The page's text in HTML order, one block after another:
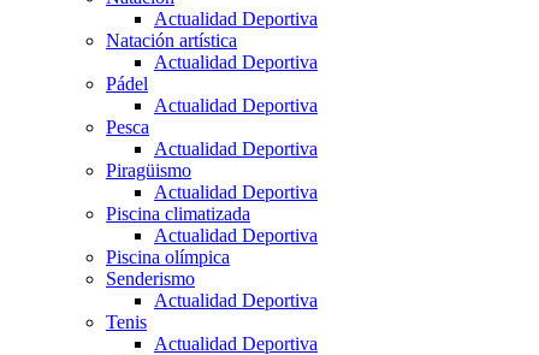
Actualidad Deportiva
Natación artística
Actualidad Deportiva
Pádel
Actualidad Deportiva
Pesca
Actualidad Deportiva
Piragüismo
Actualidad Deportiva
Piscina climatizada
Actualidad Deportiva
Piscina olímpica
Senderismo
Actualidad Deportiva
Tenis
Actualidad Deportiva